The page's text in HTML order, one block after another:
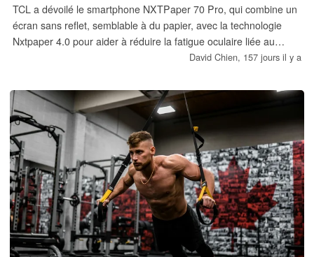
TCL a dévoilé le smartphone NXTPaper 70 Pro, qui combine un
écran sans reflet, semblable à du papier, avec la technologie
Nxtpaper 4.0 pour aider à réduire la fatigue oculaire liée au
numérique. Le téléphone est équipé d'un SoC MediaTek
d'une capacité de stockage de 256 ou 512 Go et fonctionne
sous Android 16.
David Chien, 157 jours il y a